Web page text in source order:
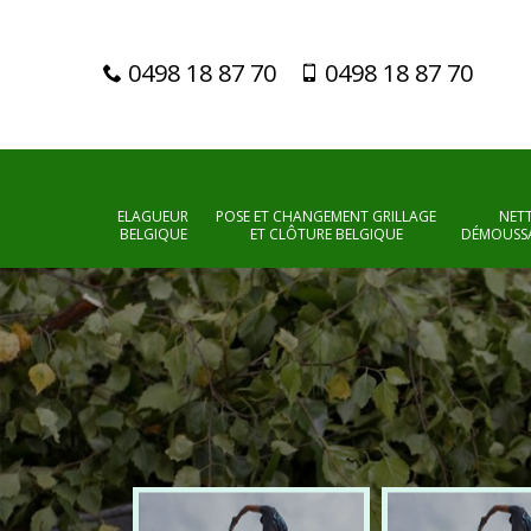
0498 18 87 70 0498 18 87 70
ELAGUEUR
BELGIQUE
POSE ET CHANGEMENT GRILLAGE
ET CLÔTURE BELGIQUE